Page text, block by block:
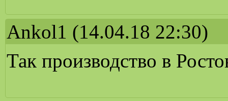
Ankol1 (14.04.18 22:30)
Так производство в